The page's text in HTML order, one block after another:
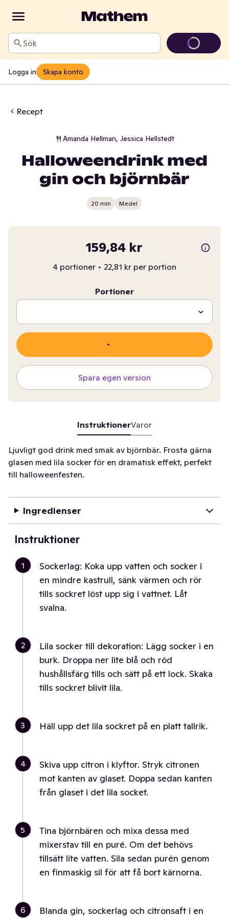
Sök
Logga in Skapa konto
Recept
Amanda Hellman, Jessica Hellstedt
Halloweendrink med
gin och björnbär
20 min Medel
159,84 kr
4 portioner • 22,81 kr per portion
Portioner
Spara egen version
InstruktionerVaror
Ljuvligt god drink med smak av björnbär. Frosta gärna
glasen med lila socker för en dramatisk effekt, perfekt
till halloweenfesten.
Ingredienser
Instruktioner
1
Sockerlag: Koka upp vatten och socker i
en mindre kastrull, sänk värmen och rör
tills sockret löst upp sig i vattnet. Låt
svalna.
2
Lila socker till dekoration: Lägg socker i en
burk. Droppa ner lite blå och röd
hushållsfärg tills och sätt på ett lock. Skaka
tills sockret blivit lila.
3 Häll upp det lila sockret på en platt tallrik.
4
Skiva upp citron i klyftor. Stryk citronen
mot kanten av glaset. Doppa sedan kanten
från glaset i det lila socket.
5
Tina björnbären och mixa dessa med
mixerstav till en puré. Om det behövs
tillsätt lite vatten. Sila sedan purén genom
en finmaskig sil för att få bort kärnorna.
6
Blanda gin, sockerlag och citronsaft i en